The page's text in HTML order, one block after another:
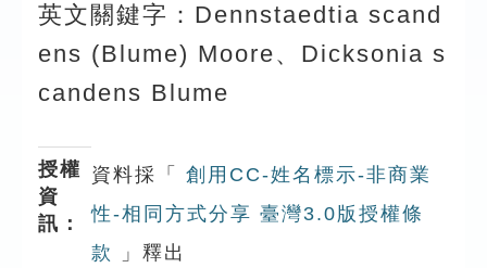
英文關鍵字：Dennstaedtia scand
ens (Blume) Moore、Dicksonia s
candens Blume
授權
資
訊：
資料採「
創用CC-姓名標示-非商業
性-相同方式分享 臺灣3.0版授權條
款
」釋出